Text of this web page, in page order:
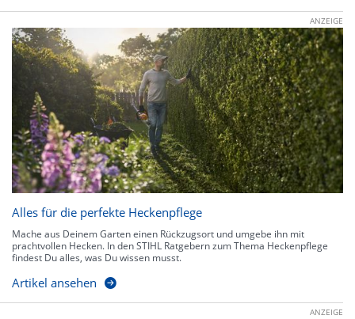
ANZEIGE
Alles für die perfekte Heckenpflege
Mache aus Deinem Garten einen Rückzugsort und umgebe ihn mit
prachtvollen Hecken. In den STIHL Ratgebern zum Thema Heckenpflege
findest Du alles, was Du wissen musst.
Artikel ansehen
ANZEIGE